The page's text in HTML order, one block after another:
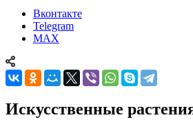
Вконтакте
Telegram
MAX
Искусственные